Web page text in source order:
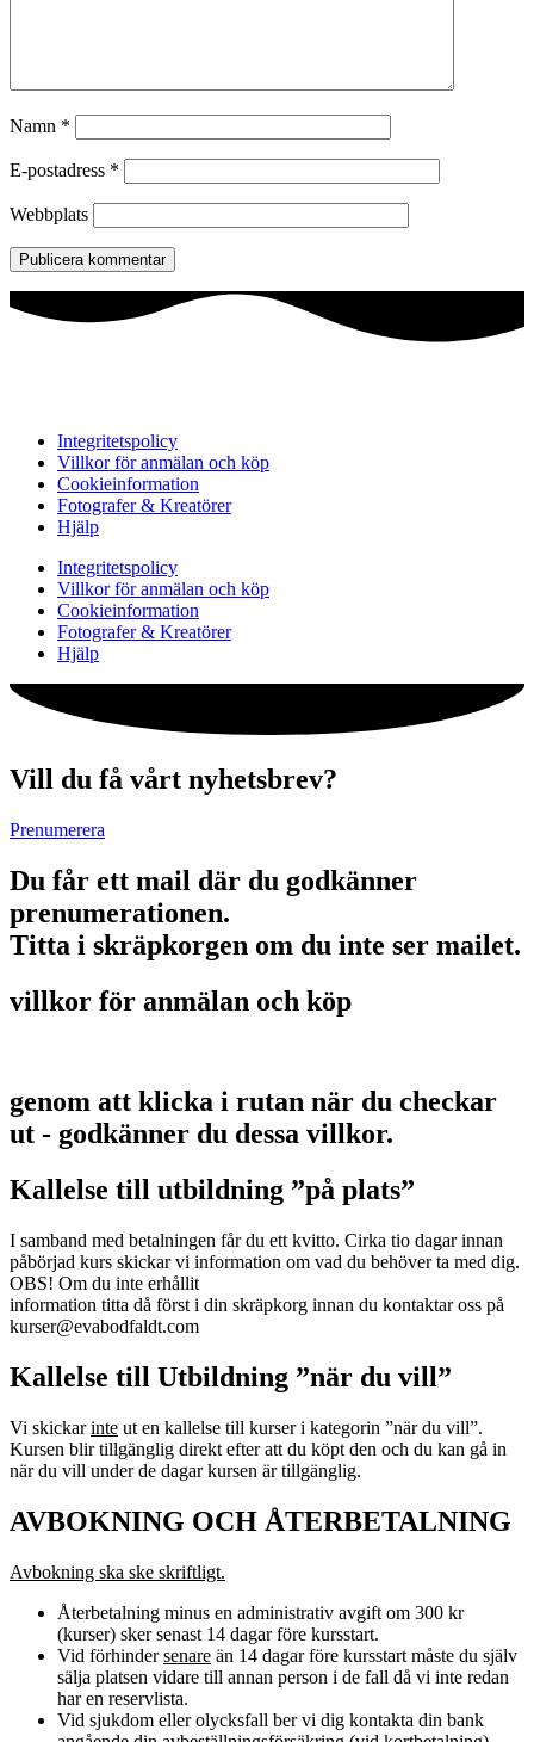
Namn *
E-postadress *
Webbplats
Integritetspolicy
Villkor för anmälan och köp
Cookieinformation
Fotografer & Kreatörer
Hjälp
Integritetspolicy
Villkor för anmälan och köp
Cookieinformation
Fotografer & Kreatörer
Hjälp
Vill du få vårt nyhetsbrev?
Prenumerera
Du får ett mail där du godkänner
prenumerationen.
Titta i skräpkorgen om du inte ser mailet.
villkor för anmälan och köp
genom att klicka i rutan när du checkar
ut - godkänner du dessa villkor.
Kallelse till utbildning ”på plats”
I samband med betalningen får du ett kvitto. Cirka tio dagar innan
påbörjad kurs skickar vi information om vad du behöver ta med dig.
OBS! Om du inte erhållit
information titta då först i din skräpkorg innan du kontaktar oss på
kurser@evabodfaldt.com
Kallelse till Utbildning ”när du vill”
Vi skickarinte ut en kallelse till kurser i kategorin ”när du vill”.
Kursen blir tillgänglig direkt efter att du köpt den och du kan gå in
när du vill under de dagar kursen är tillgänglig.
AVBOKNING OCH ÅTERBETALNING
Avbokning ska ske skriftligt.
Återbetalning minus en administrativ avgift om 300 kr
(kurser) sker senast 14 dagar före kursstart.
Vid förhindersenare än 14 dagar före kursstart måste du själv
sälja platsen vidare till annan person i de fall då vi inte redan
har en reservlista.
Vid sjukdom eller olycksfall ber vi dig kontakta din bank